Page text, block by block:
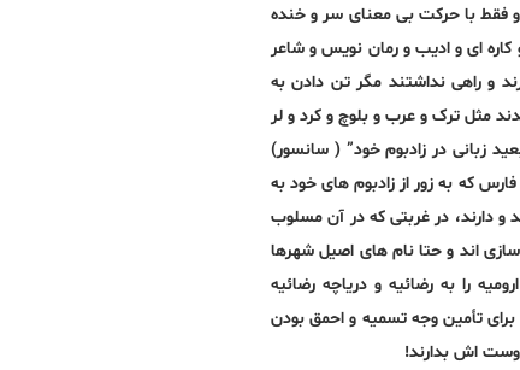
و فقط با حرکت بی معنای سر و خنده
کاره ای و ادیب و رمان نویس و شاعر
و راهی نداشتند مگر تن دادن به
مثل ترک و عرب و بلوچ و کرد و لر
زبانی در زادبوم خود” ( سانسور)
که به زور از زادبوم های خود به
و دارند، در غربتی که در آن مسلوب
اند و حتا نام های اصیل شهرها
را به رضائیه و دریاچه رضائیه
برای تأمین وجه تسمیه و احمق بودن
اش بدارند!